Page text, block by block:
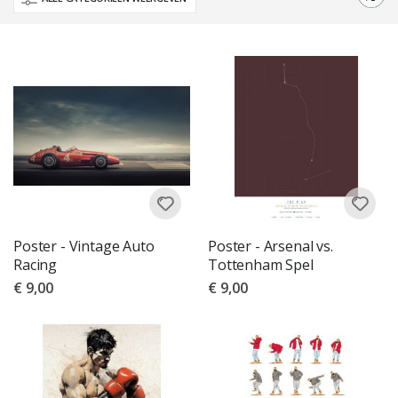
Poster - Vintage Auto
Racing
€ 9,00
Poster - Arsenal vs.
Tottenham Spel
€ 9,00